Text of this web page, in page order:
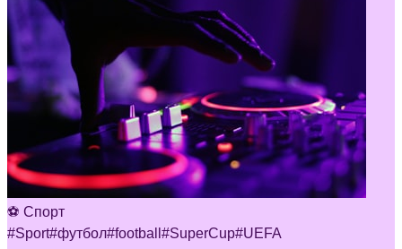
⚽ Спорт
#Sport#футбол#football #SuperCup#UEFA